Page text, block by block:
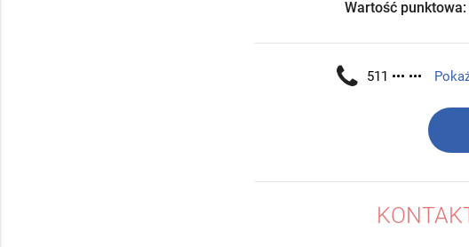
Wartość punktowa:
511 ••• •••